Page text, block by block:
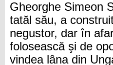
Gheorghe Simeon
tatăl său, a
negustor, dar în
folosească şi de
vindea lâna din